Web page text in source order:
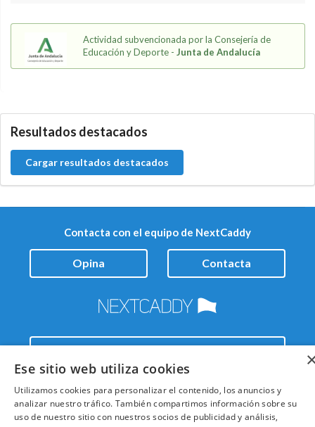
Actividad subvencionada por la Consejería de
Educación y Deporte - Junta de Andalucía
Resultados destacados
Cargar resultados destacados
Contacta con el equipo de NextCaddy
Opina Contacta
Ese sitio web utiliza cookies
Utilizamos cookies para personalizar el contenido, los anuncios y
analizar nuestro tráfico. También compartimos información sobre su
uso de nuestro sitio con nuestros socios de publicidad y análisis,